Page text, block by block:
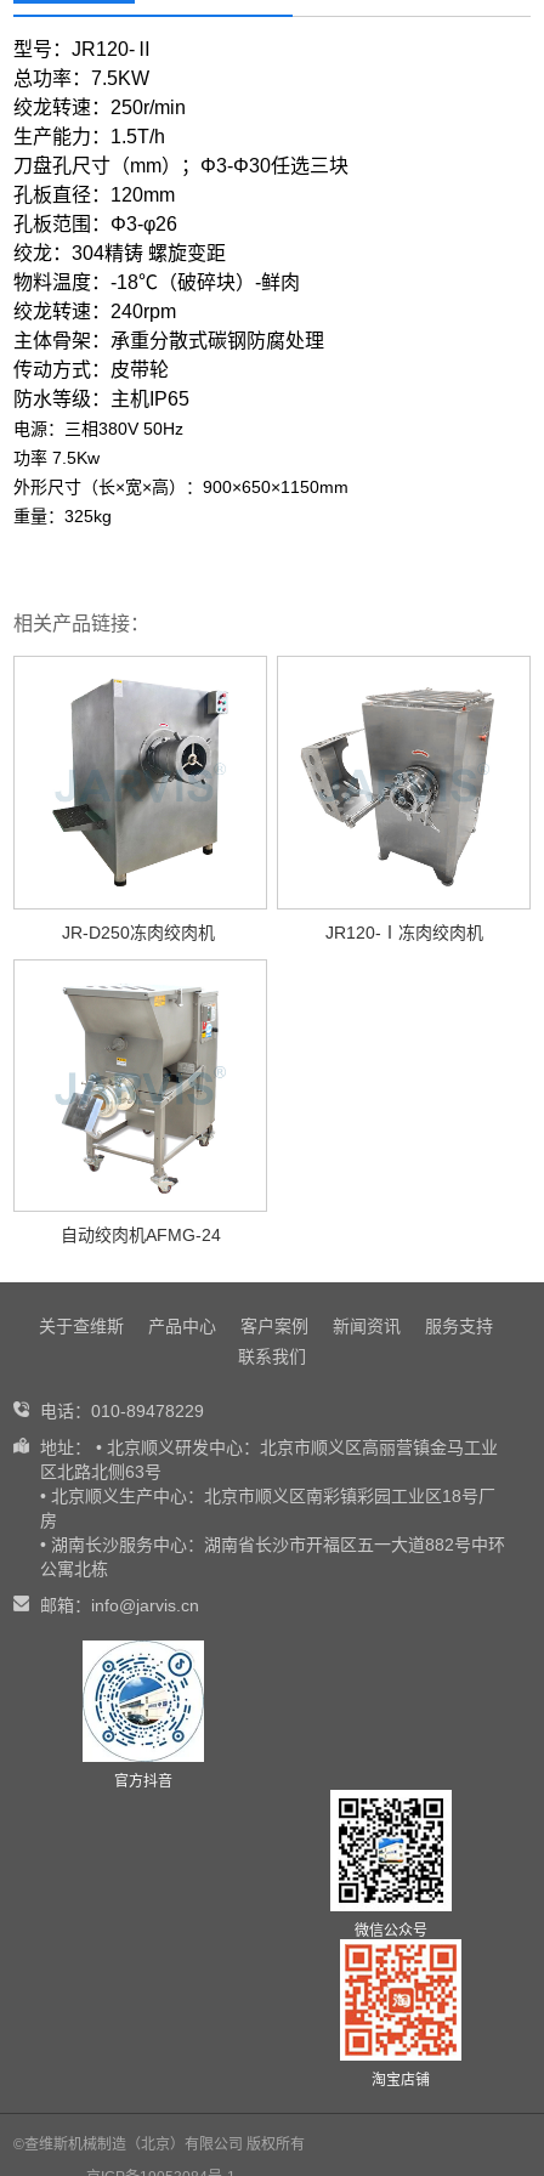
型号：JR120-Ⅱ
总功率：7.5KW
绞龙转速：250r/min
生产能力：1.5T/h
刀盘孔尺寸（mm）；Φ3-Φ30任选三块
孔板直径：120mm
孔板范围：Φ3-φ26
绞龙：304精铸 螺旋变距
物料温度：-18℃（破碎块）-鲜肉
绞龙转速：240rpm
主体骨架：承重分散式碳钢防腐处理
传动方式：皮带轮
防水等级：主机IP65
电源：三相380V 50Hz
功率 7.5Kw
外形尺寸（长×宽×高）：900×650×1150mm
重量：325kg
相关产品链接：
JR-D250冻肉绞肉机 JR120-Ⅰ冻肉绞肉机
自动绞肉机AFMG-24
关于查维斯 产品中心 客户案例 新闻资讯
服务支持
联系我们
电话：010-89478229
地址： • 北京顺义研发中心：北京市顺义区高丽营镇金马工业
区北路北侧63号
• 北京顺义生产中心：北京市顺义区南彩镇彩园工业区18号厂
房
• 湖南长沙服务中心：湖南省长沙市开福区五一大道882号中环
公寓北栋
邮箱：info@jarvis.cn
官方抖音
微信公众号
淘宝店铺
©查维斯机械制造（北京）有限公司 版权所有